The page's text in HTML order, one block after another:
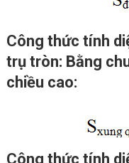
Công thức tính
trụ tròn: Bằng
chiều cao:
Công thức tính